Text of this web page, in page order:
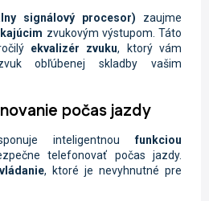
signálový procesor) zaujme
zvukovým výstupom. Táto
ekvalizér zvuku, ktorý vám
obľúbenej skladby vašim
počas jazdy
inteligentnoufunkciou
telefonovať počas jazdy.
, ktoré je nevyhnutné pre